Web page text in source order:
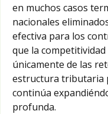
en muchos casos
nacionales
efectiva para los
que la
únicamente de las
estructura tributaria
continúa
profunda.